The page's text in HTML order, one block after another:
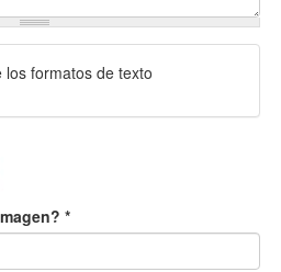
formatos de texto
*